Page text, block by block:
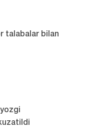
talabalar bilan